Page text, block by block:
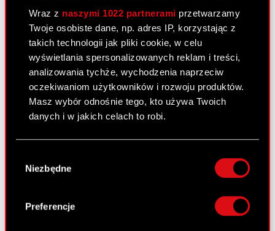
Wraz z naszymi 1022 partnerami przetwarzamy
Twoje osobiste dane, np. adres IP, korzystając z
takich technologii jak pliki cookie, w celu
wyświetlania spersonalizowanych reklam i treści,
analizowania tychże, wychodzenia naprzeciw
oczekiwaniom użytkowników i rozwoju produktów.
Masz wybór odnośnie tego, kto używa Twoich
danych i w jakich celach to robi.
lokalizacji geograficznej z dokładnością nawet
Identyfikować Twoje urządzenie, aktywnie
analizując charakteryzującego je zbiory
zgody
Niezbędne
Preferencje
Raport bieżący nr 104/2010
Akcjonariusze posiadający co najmniej
5% głosów na Nadzwyczajnym Walnym
Zgromadzeniu Akcjonariuszy Spółki.
7 grudnia 2010
Ustalenie jednolitego tekstu Statutu